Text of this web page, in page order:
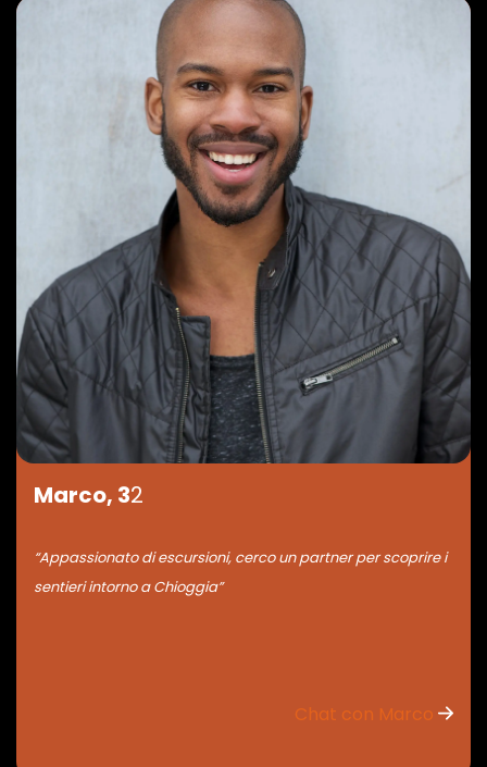
Marco, 32
“Appassionato di escursioni, cerco un partner per scoprire i
sentieri intorno a Chioggia”
Chat con Marco